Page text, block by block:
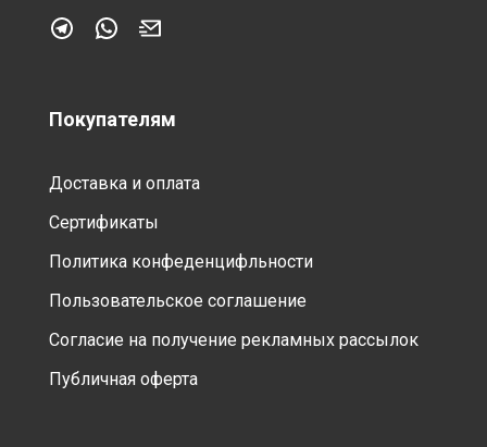
Покупателям
Доставка и оплата
Сертификаты
Политика конфеденцифльности
Пользовательское соглашение
Согласие на получение рекламных рассылок
Публичная оферта